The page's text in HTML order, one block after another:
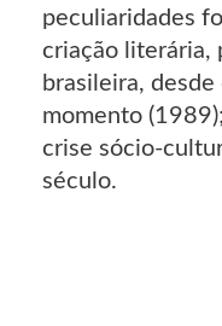
peculiaridades
criação literária,
brasileira,
momento
crise sócio-
século.